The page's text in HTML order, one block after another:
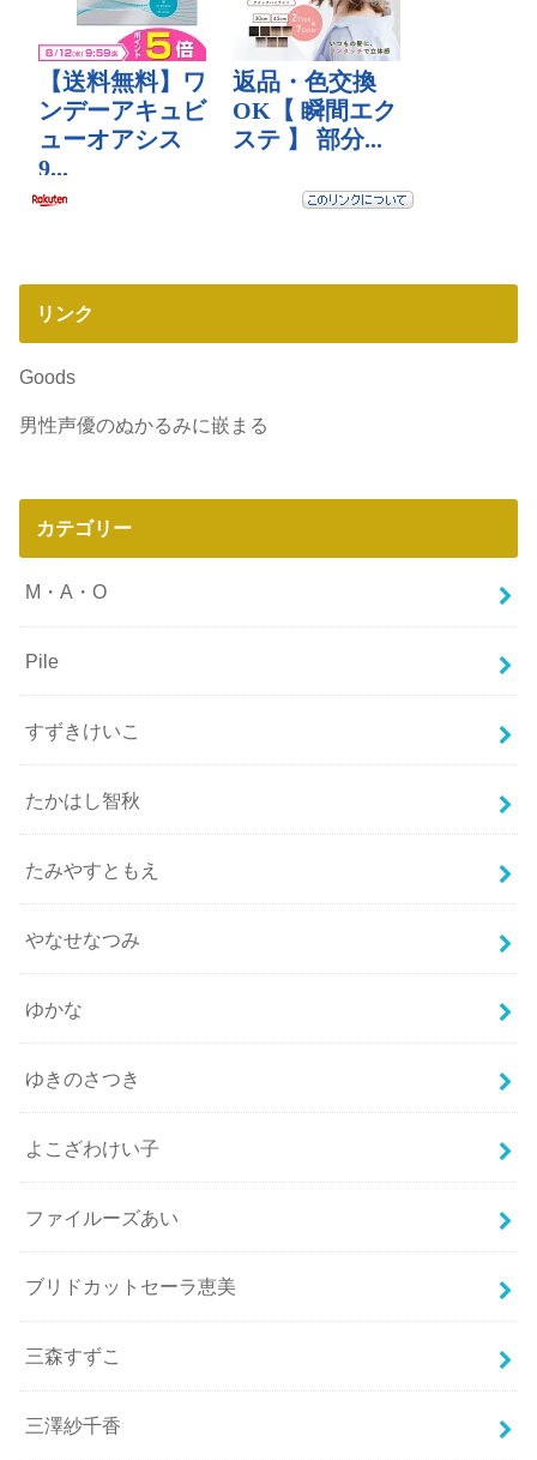
リンク
Goods
男性声優のぬかるみに嵌まる
カテゴリー
M・A・O
Pile
すずきけいこ
たかはし智秋
たみやすともえ
やなせなつみ
ゆかな
ゆきのさつき
よこざわけい子
ファイルーズあい
ブリドカットセーラ恵美
三森すずこ
三澤紗千香